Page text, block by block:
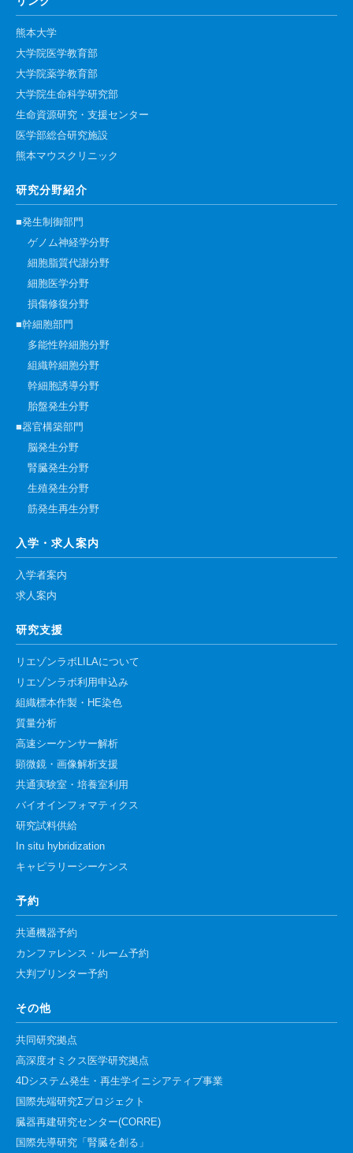
熊本大学
大学院医学教育部
大学院薬学教育部
大学院生命科学研究部
生命資源研究・支援センター
医学部総合研究施設
熊本マウスクリニック
研究分野紹介
■発生制御部門
ゲノム神経学分野
細胞脂質代謝分野
細胞医学分野
損傷修復分野
■幹細胞部門
多能性幹細胞分野
組織幹細胞分野
幹細胞誘導分野
胎盤発生分野
■器官構築部門
脳発生分野
腎臓発生分野
生殖発生分野
筋発生再生分野
入学・求人案内
入学者案内
求人案内
研究支援
リエゾンラボLILAについて
リエゾンラボ利用申込み
組織標本作製・HE染色
質量分析
高速シーケンサー解析
顕微鏡・画像解析支援
共通実験室・培養室利用
バイオインフォマティクス
研究試料供給
In situ hybridization
キャピラリーシーケンス
予約
共通機器予約
カンファレンス・ルーム予約
大判プリンター予約
その他
共同研究拠点
高深度オミクス医学研究拠点
4Dシステム発生・再生学イニシアティブ事業
国際先端研究Σプロジェクト
臓器再建研究センター(CORRE)
国際先導研究「腎臓を創る」